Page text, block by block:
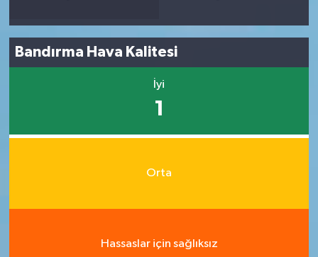
Bandırma Hava Kalitesi
İyi
1
Orta
Hassaslar için sağlıksız